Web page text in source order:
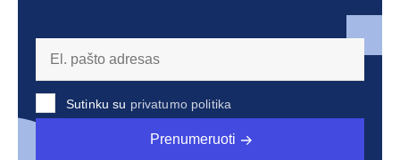
Sutinku su privatumo politika
Prenumeruoti